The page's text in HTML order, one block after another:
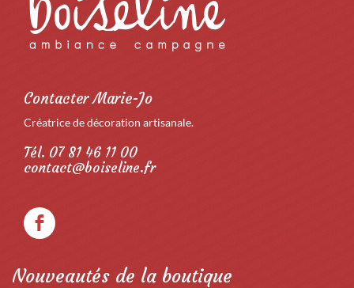
Contacter Marie-Jo
Créatrice de décoration artisanale.
Tél. 07 81 46 11 00
contact@boiseline.fr
Nouveautés de la boutique